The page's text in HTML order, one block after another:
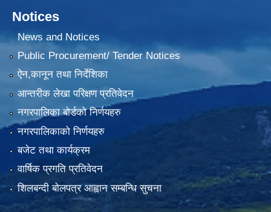
Notices
News and Notices
Public Procurement/ Tender Notices
ऐन,कानून तथा निर्देशिका
आन्तरीक लेखा परिक्षण प्रतिवेदन
नगरपालिका बोर्डको निर्णयहरु
नगरपालिकाको निर्णयहरु
बजेट तथा कार्यक्रम
वार्षिक प्रगति प्रतिवेदन
शिलबन्दी बोलपत्र आह्वान सम्बन्धि सुचना